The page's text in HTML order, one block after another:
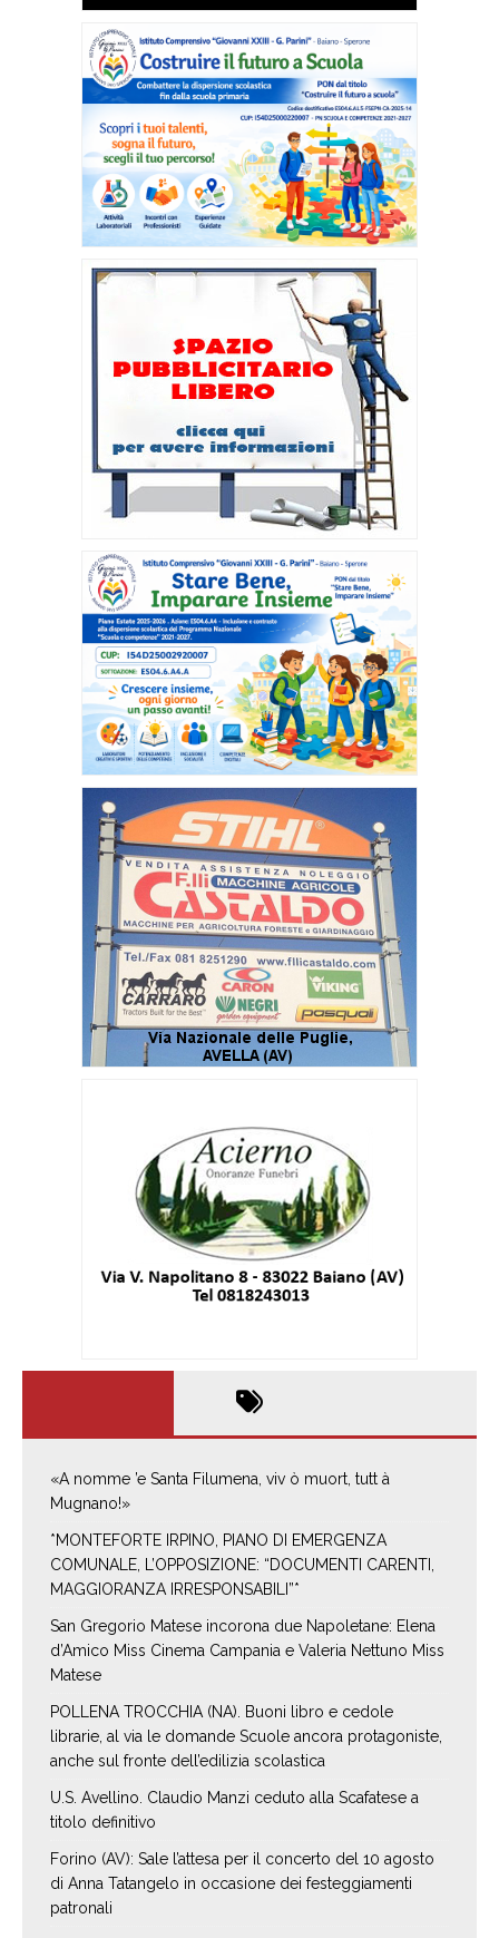
«A nomme ’e Santa Filumena, viv ò muort, tutt à
Mugnano!»
*MONTEFORTE IRPINO, PIANO DI EMERGENZA
COMUNALE, L’OPPOSIZIONE: “DOCUMENTI CARENTI,
MAGGIORANZA IRRESPONSABILI”*
San Gregorio Matese incorona due Napoletane: Elena
d’Amico Miss Cinema Campania e Valeria Nettuno Miss
Matese
POLLENA TROCCHIA (NA). Buoni libro e cedole
librarie, al via le domande Scuole ancora protagoniste,
anche sul fronte dell’edilizia scolastica
U.S. Avellino. Claudio Manzi ceduto alla Scafatese a
titolo definitivo
Forino (AV): Sale l’attesa per il concerto del 10 agosto
di Anna Tatangelo in occasione dei festeggiamenti
patronali